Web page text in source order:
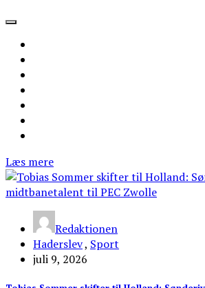
Læs mere
Redaktionen
Haderslev, Sport
juli 9, 2026